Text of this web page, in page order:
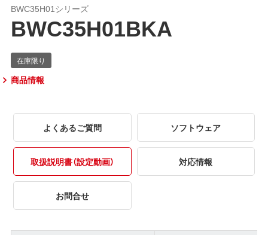
BWC35H01シリーズ
BWC35H01BKA
商品情報
よくあるご質問 ソフトウェア
取扱説明書（設定動画） 対応情報
お問合せ